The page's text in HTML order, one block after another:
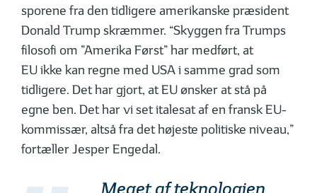
sporene fra den tidligere amerikanske præsident
Donald Trump skræmmer. “Skyggen fra Trumps
filosofi om ”Amerika Først” har medført, at
EU ikke kan regne med USA i samme grad som
tidligere. Det har gjort, at EU ønsker at stå på
egne ben. Det har vi set italesat af en fransk EU-
kommissær, altså fra det højeste politiske niveau,”
fortæller Jesper Engedal.